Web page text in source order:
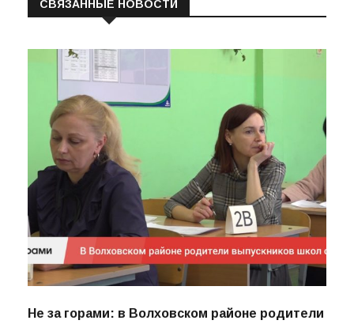
СВЯЗАННЫЕ НОВОСТИ
Не за горами: в Волховском районе родители